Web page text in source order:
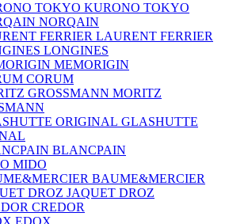
KURONO TOKYO
NORQAIN
LAURENT FERRIER
LONGINES
MEMORIGIN
CORUM
MORITZ
GLASHUTTE
BLANCPAIN
MIDO
BAUME&MERCIER
JAQUET DROZ
CREDOR
EDOX